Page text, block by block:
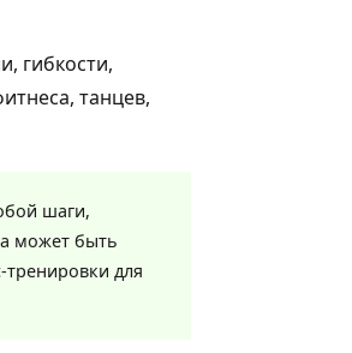
гибкости,
танцев,
шаги,
может быть
для